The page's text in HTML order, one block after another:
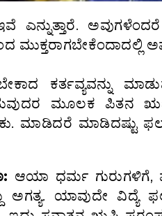
ಎನ್ನುತ್ತಾರೆ.
ಕರ್ತವ್ಯವನ್ನು
ಮೂಲಕ ಪಿತನ
ಮಾಡಿದರೆ
ಆಯಾ ಧರ್ಮ ಗುರುಗಳಿಗೆ,
ಅಗತ್ಯ. ಯಾವುದೇ ವಿದ್ಯೆ